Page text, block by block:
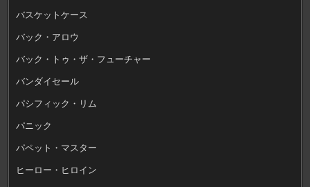
バスケットケース
バック・アロウ
バック・トゥ・ザ・フューチャー
バンダイセール
パシフィック・リム
パニック
パペット・マスター
ヒーロー・ヒロイン